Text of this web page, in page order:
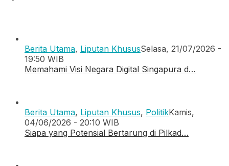
Berita Utama, Liputan KhususSelasa, 21/07/2026 -
19:50 WIB
Memahami Visi Negara Digital Singapura d…
Berita Utama, Liputan Khusus, PolitikKamis,
04/06/2026 - 20:10 WIB
Siapa yang Potensial Bertarung di Pilkad…